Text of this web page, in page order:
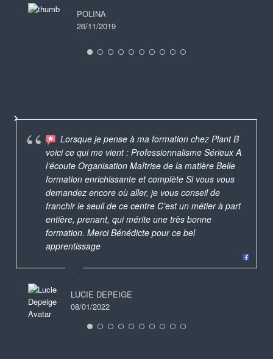
POLINA
26/11/2019
Lorsque je pense à ma formation chez Plant B
voici ce qui me vient : Professionnalisme Sérieux A
l’écoute Organisation Maîtrise de la matière Belle
formation enrichissante et complète Si vous vous
demandez encore où aller, je vous conseil de
franchir le seuil de ce centre C’est un métier à part
entière, prenant, qui mérite une très bonne
formation. Merci Bénédicte pour ce bel
apprentissage
LUCIE DEPEIGE
08/01/2022